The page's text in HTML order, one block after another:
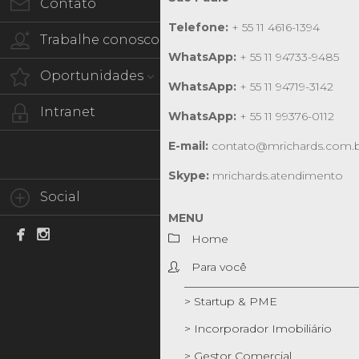
Contato
Trabalhe conosco
Oportunidades
Intranet
Social
 
Telefone: + 55 11 4616-1394
WhatsApp: + 55 11 94733-9485
WhatsApp: + 55 11 94719-3142
WhatsApp: + 55 11 99376-0112
E-mail:
Skype: mrichards.atendimento
MENU
Home
Para você
> Startup & PME
> Incorporador Imobiliário
> Gestor Comercial